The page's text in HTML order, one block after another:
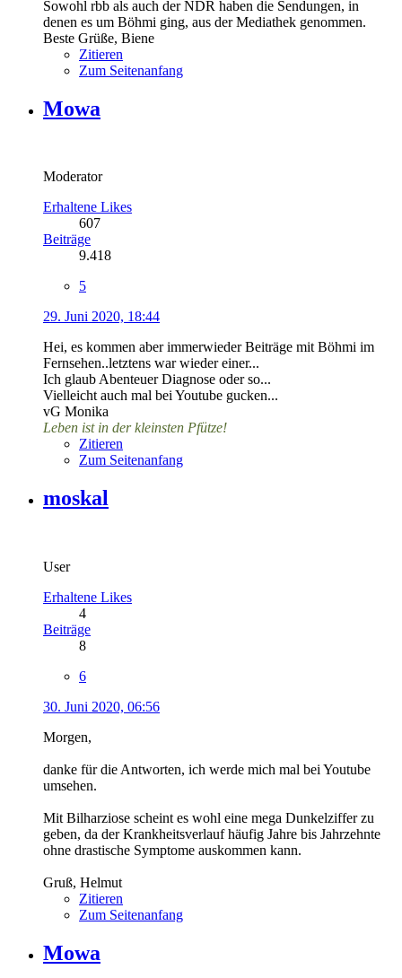
Sowohl rbb als auch der NDR haben die Sendungen, in
denen es um Böhmi ging, aus der Mediathek genommen.
Beste Grüße, Biene
Zitieren
Zum Seitenanfang
Mowa
Moderator
Erhaltene Likes
607
Beiträge
9.418
5
29. Juni 2020, 18:44
Hei, es kommen aber immerwieder Beiträge mit Böhmi im
Fernsehen..letztens war wieder einer...
Ich glaub Abenteuer Diagnose oder so...
Vielleicht auch mal bei Youtube gucken...
vG Monika
Leben ist in der kleinsten Pfütze!
Zitieren
Zum Seitenanfang
moskal
User
Erhaltene Likes
4
Beiträge
8
6
30. Juni 2020, 06:56
Morgen,
danke für die Antworten, ich werde mich mal bei Youtube
umsehen.
Mit Bilharziose scheint es wohl eine mega Dunkelziffer zu
geben, da der Krankheitsverlauf häufig Jahre bis Jahrzehnte
ohne drastische Symptome auskommen kann.
Gruß, Helmut
Zitieren
Zum Seitenanfang
Mowa